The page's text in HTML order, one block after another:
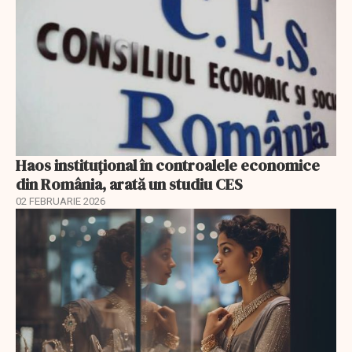
Haos instituțional în controalele economice
din România, arată un studiu CES
02 FEBRUARIE 2026